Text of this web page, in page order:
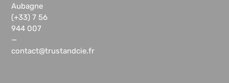
Aubagne
(+33) 7 56
944 007
—
contact@trustandcie.fr